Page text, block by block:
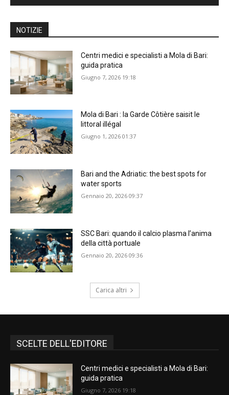
NOTIZIE
Centri medici e specialisti a Mola di Bari:
guida pratica
Giugno 7, 2026 19:18
Mola di Bari : la Garde Côtière saisit le
littoral illégal
Giugno 1, 2026 01:37
Bari and the Adriatic: the best spots for
water sports
Gennaio 20, 2026 09:37
SSC Bari: quando il calcio plasma l’anima
della città portuale
Gennaio 20, 2026 09:36
Carica altri
SCELTE DELL'EDITORE
Centri medici e specialisti a Mola di Bari:
guida pratica
Giugno 7, 2026 19:18